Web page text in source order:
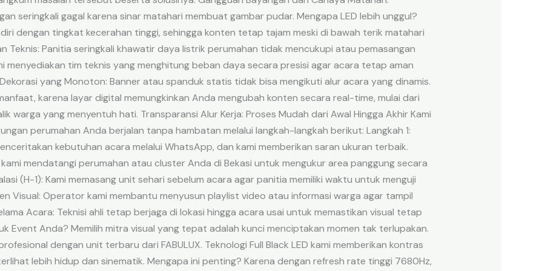
seringkali gagal karena sinar matahari membuat gambar pudar. Mengapa LED lebih unggul?
dengan tingkat kecerahan tinggi, sehingga konten tetap tajam meski di bawah terik matahari
Teknis: Panitia seringkali khawatir daya listrik perumahan tidak mencukupi atau pemasangan
menyediakan tim teknis yang menghitung beban daya secara presisi agar acara tetap aman
yang Monoton: Banner atau spanduk statis tidak bisa mengikuti alur acara yang dinamis.
karena layar digital memungkinkan Anda mengubah konten secara real-time, mulai dari
warga yang menyentuh hati. Transparansi Alur Kerja: Proses Mudah dari Awal Hingga Akhir Kami
perumahan Anda berjalan tanpa hambatan melalui langkah-langkah berikut: Langkah 1:
kebutuhan acara melalui WhatsApp, dan kami memberikan saran ukuran terbaik.
mendatangi perumahan atau cluster Anda di Bekasi untuk mengukur area panggung secara
(H-1): Kami memasang unit sehari sebelum acara agar panitia memiliki waktu untuk menguji
Visual: Operator kami membantu menyusun playlist video atau informasi warga agar tampil
Acara: Teknisi ahli tetap berjaga di lokasi hingga acara usai untuk memastikan visual tetap
Event Anda? Memilih mitra visual yang tepat adalah kunci menciptakan momen tak terlupakan.
dengan unit terbaru dari FABULUX. Teknologi Full Black LED kami memberikan kontras
lebih hidup dan sinematik. Mengapa ini penting? Karena dengan refresh rate tinggi 7680Hz,